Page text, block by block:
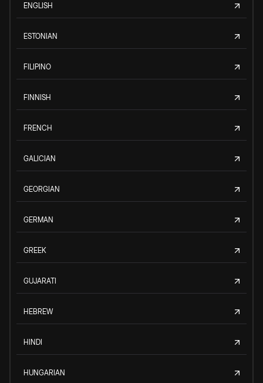
ENGLISH
ESTONIAN
FILIPINO
FINNISH
FRENCH
GALICIAN
GEORGIAN
GERMAN
GREEK
GUJARATI
HEBREW
HINDI
HUNGARIAN